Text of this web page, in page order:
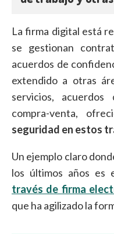
La firma digital está
se gestionan
acuerdos de
extendido a otras
servicios,
compra-venta,
seguridad en estos
Un ejemplo claro
los últimos años es
través de firma
que ha agilizado la